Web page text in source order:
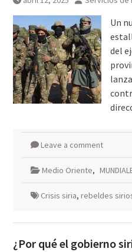
Un
del
Leave a comment
Medio Oriente,
Crisis siria, rebeldes
¿Por qué el gobierno